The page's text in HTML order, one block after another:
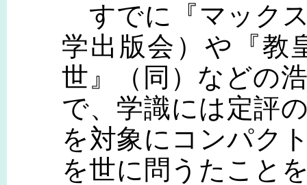
すでに『マック
学出版会）や『教
世』（同）などの
で、学識には定評
を対象にコンパク
を世に問うたこと